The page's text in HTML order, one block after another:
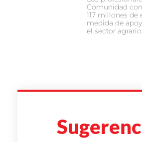
Comunidad
117 millones de
medida de
el sector